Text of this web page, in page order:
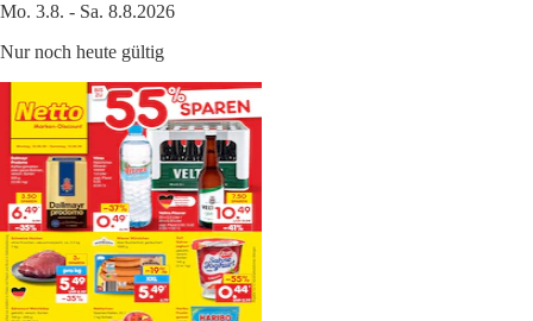
Mo. 3.8. - Sa. 8.8.2026
Nur noch heute gültig